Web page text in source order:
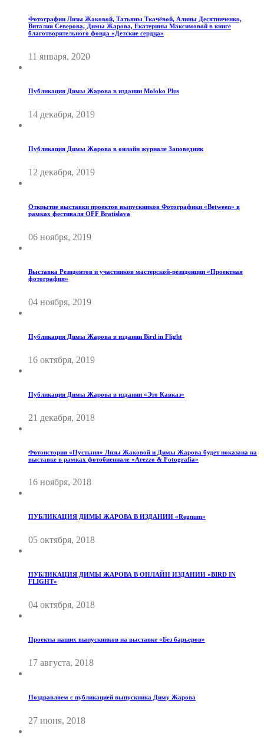
Фотографии Лизы Жаковой, Татьяны Ткачёвой, Алины Десятниченко,
Виталия Северова, Димы Жарова, Екатерины Максимовой в книге
благотворительного фонда «Детские сердца»
11 января, 2020
Публикация Димы Жарова в издании Moloko Plus
14 декабря, 2019
Публикация Димы Жарова в онлайн журнале Заповедник
12 декабря, 2019
Открытие выставки проектов выпускников Фотографики «Between» в
рамках фестиваля OFF Bratislava
06 ноября, 2019
Выставка Резидентов и участников мастерской-резиденции «Проектная
фотография»
04 ноября, 2019
Публикация Димы Жарова в издании Bird in Flight
16 октября, 2019
Публикация Димы Жарова в издании «Это Кавказ»
21 декабря, 2018
Фотоистория «Пустыня» Лизы Жаковой и Димы Жарова будет показана на
выставке в рамках фотобиеннале «Arezzo & Fotografia»
16 ноября, 2018
ПУБЛИКАЦИЯ ДИМЫ ЖАРОВА В ИЗДАНИИ «Regnum»
05 октября, 2018
ПУБЛИКАЦИЯ ДИМЫ ЖАРОВА В ОНЛАЙН ИЗДАНИИ «BIRD IN
FLIGHT»
04 октября, 2018
Проекты наших выпускников на выставке «Без барьеров»
17 августа, 2018
Поздравляем с публикацией выпускника Диму Жарова
27 июня, 2018